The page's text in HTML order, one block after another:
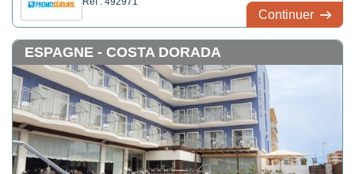
Continuer
ESPAGNE - COSTA DORADA